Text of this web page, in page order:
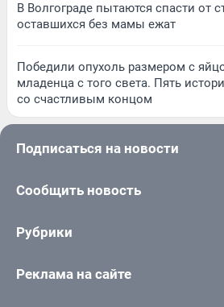
В Волгограде пытаются спасти от
оставшихся без мамы ежат
Победили опухоль размером с
младенца с того света. Пять
со счастливым концом
Подписаться на новости
Сообщить новость
Рубрики
Реклама на сайте